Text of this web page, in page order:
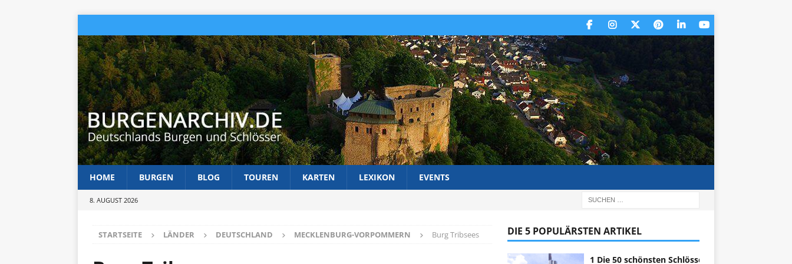
HOME BURGEN BLOG TOUREN KARTEN LEXIKON EVENTS
8. AUGUST 2026
STARTSEITE LÄNDER DEUTSCHLAND MECKLENBURG-VORPOMMERN Burg Tribsees DIE 5 POPULÄRSTEN ARTIKEL
1 Die 50 schönsten Schlösser